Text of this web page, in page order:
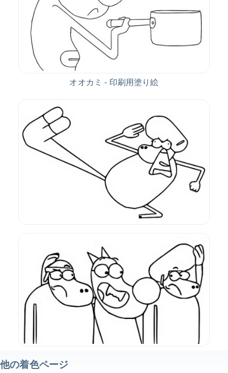
オオカミ - 印刷用塗り絵
他の着色ページ